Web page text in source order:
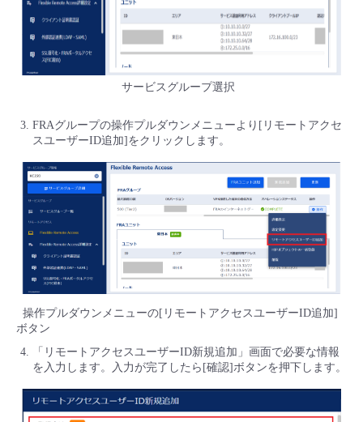
サービスグループ選択
FRAグループの操作プルダウンメニューより[リモートアクセ
スユーザーID追加]をクリックします。
操作プルダウンメニューの[リモートアクセスユーザーID追加]
ボタン
「リモートアクセスユーザーID新規追加」画面で必要な情報
を入力します。入力が完了したら[確認]ボタンを押下します。